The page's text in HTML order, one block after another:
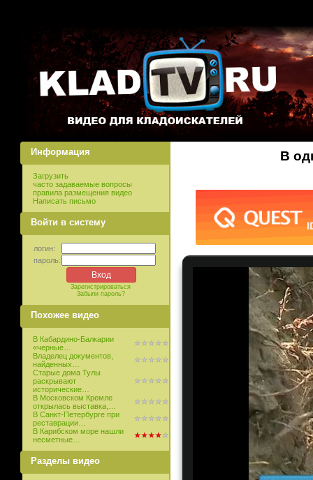
Информация
Загрузить
часто задаваемые вопросы
правила размещения видео
Написать письмо
Войти в систему
логин:
пароль:
Зарегистрироваться
Забыли пароль?
Похожее видео
В Кабардино-Балкарии
«черные…
Владелец документов,
найденных…
Старые дома Тулы
раскрывают
исторические…
В Московском Кремле
открылась выставка,…
В Санкт-Петербурге при
реставрации…
В Карибском море нашли
несметные…
Разделы видео
В